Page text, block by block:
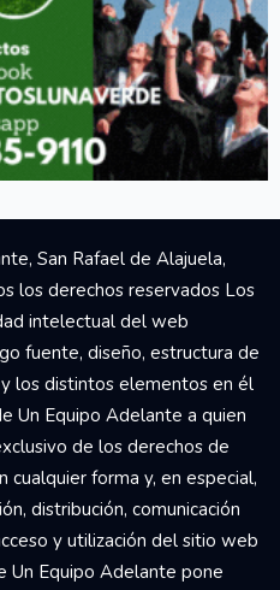
San Rafael de Alajuela,
los derechos reservados Los
intelectual del web
fuente, diseño, estructura de
los distintos elementos en él
Un Equipo Adelante a quien
de los derechos de
forma y, en especial,
distribución, comunicación
y utilización del sitio web
Un Equipo Adelante pone